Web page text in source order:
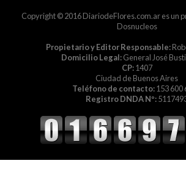
Copyright © 2016 DiariodeFlores.com.ar es un
Dosnucleos
Propietario y Editor Responsable:
Domicilio Legal:General José
CP:1407
Ciudad de Buenos Aires
Teléfono de contacto:153 600
Registro DNDA Nº: